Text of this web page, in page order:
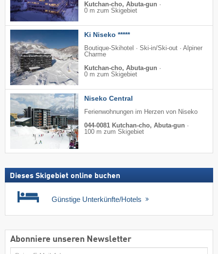
Kutchan-cho, Abuta-gun ·
0 m zum Skigebiet
Ki Niseko *****
Boutique-Skihotel · Ski-in/Ski-out · Alpiner
Charme
Kutchan-cho, Abuta-gun ·
0 m zum Skigebiet
Niseko Central
Ferienwohnungen im Herzen von Niseko
044-0081 Kutchan-cho, Abuta-gun ·
100 m zum Skigebiet
Dieses Skigebiet online buchen
Günstige Unterkünfte/Hotels
Abonniere unseren Newsletter